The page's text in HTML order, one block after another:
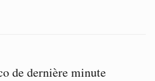
de dernière minute